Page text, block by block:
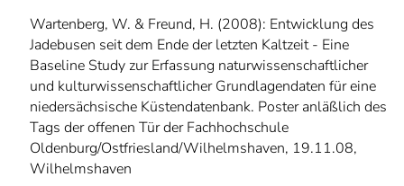
Wartenberg, W. & Freund, H. (2008): Entwicklung des
Jadebusen seit dem Ende der letzten Kaltzeit - Eine
Baseline Study zur Erfassung naturwissenschaftlicher
und kulturwissenschaftlicher Grundlagendaten für eine
niedersächsische Küstendatenbank. Poster anläßlich des
Tags der offenen Tür der Fachhochschule
Oldenburg/Ostfriesland/Wilhelmshaven, 19.11.08,
Wilhelmshaven